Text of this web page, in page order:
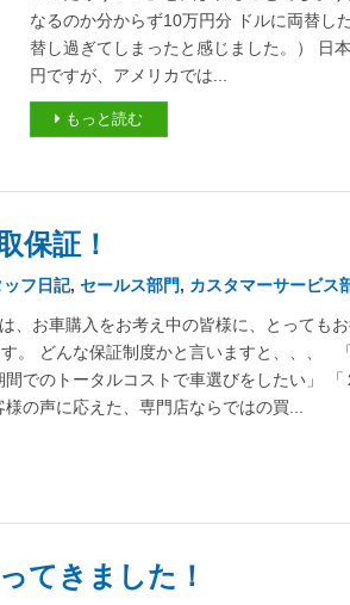
なるのか分からず10万円分 ドルに両替し
替し過ぎてしまったと感じました。） 日
円ですが、アメリカでは...
もっと読む
保証！
ッフ日記, セールス部門, カスタマーサービス
、お車購入をお考え中の皆様に、とっても
。 どんな保証制度かと言いますと、、、
でのトータルコストで車選びをしたい」
の声に応えた、専門店ならではの買...
てきました！